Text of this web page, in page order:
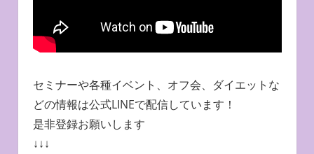
セミナーや各種イベント、オフ会、ダイエットな
どの情報は公式LINEで配信しています！
是非登録お願いします
↓↓↓